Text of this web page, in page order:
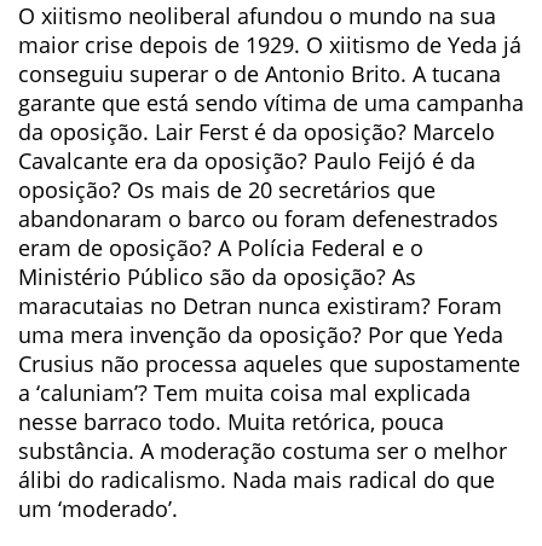
O xiitismo neoliberal afundou o mundo na sua
maior crise depois de 1929. O xiitismo de Yeda já
conseguiu superar o de Antonio Brito. A tucana
garante que está sendo vítima de uma campanha
da oposição. Lair Ferst é da oposição? Marcelo
Cavalcante era da oposição? Paulo Feijó é da
oposição? Os mais de 20 secretários que
abandonaram o barco ou foram defenestrados
eram de oposição? A Polícia Federal e o
Ministério Público são da oposição? As
maracutaias no Detran nunca existiram? Foram
uma mera invenção da oposição? Por que Yeda
Crusius não processa aqueles que supostamente
a ‘caluniam’? Tem muita coisa mal explicada
nesse barraco todo. Muita retórica, pouca
substância. A moderação costuma ser o melhor
álibi do radicalismo. Nada mais radical do que
um ‘moderado’.